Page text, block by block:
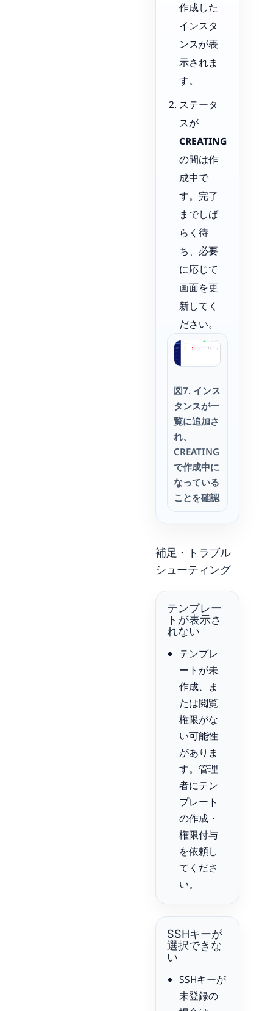
作成した
インスタ
ンスが表
示されま
す。
ステータ
スが
CREATING
の間は作
成中で
す。完了
までしば
らく待
ち、必要
に応じて
画面を更
新してく
ださい。
図7. インス
タンスが一
覧に追加さ
れ、
CREATING
で作成中に
なっている
ことを確認
補足・トラブル
シューティング
テンプレー
トが表示さ
れない
テンプレ
ートが未
作成、ま
たは閲覧
権限がな
い可能性
がありま
す。管理
者にテン
プレート
の作成・
権限付与
を依頼し
てくださ
い。
SSHキーが
選択できな
い
SSHキーが
未登録の